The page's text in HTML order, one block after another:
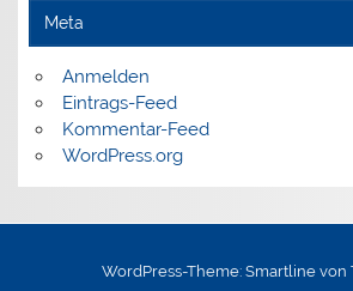
Meta
Anmelden
Eintrags-Feed
Kommentar-Feed
WordPress.org
WordPress-Theme: Smartline von